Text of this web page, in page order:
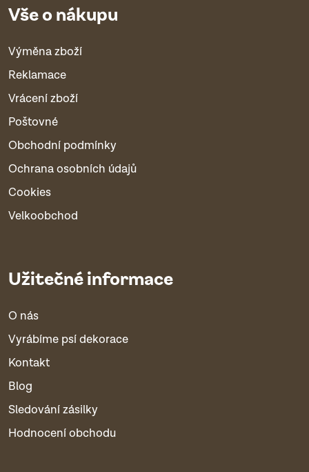
Vše o nákupu
Výměna zboží
Reklamace
Vrácení zboží
Poštovné
Obchodní podmínky
Ochrana osobních údajů
Cookies
Velkoobchod
Užitečné informace
O nás
Vyrábíme psí dekorace
Kontakt
Blog
Sledování zásilky
Hodnocení obchodu